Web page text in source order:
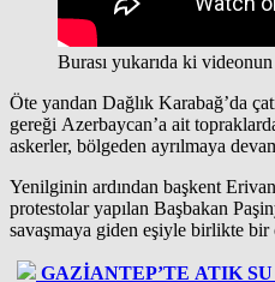
Burası yukarıda ki
Öte yandan Dağlık Karabağ’da
gereği Azerbaycan’a ait
askerler, bölgeden ayrılmaya
Yenilginin ardından başkent
protestolar yapılan Başbakan
savaşmaya giden eşiyle birlikte
GAZİANTEP’TE ATIK